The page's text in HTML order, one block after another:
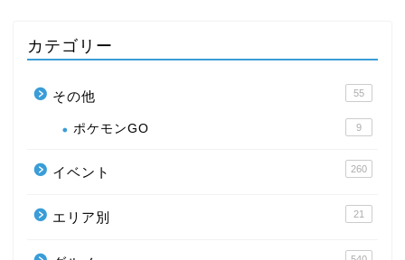
カテゴリー
その他 55
ポケモンGO 9
イベント 260
エリア別 21